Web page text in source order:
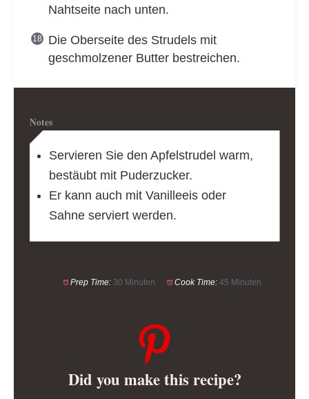
Nahtseite nach unten.
Die Oberseite des Strudels mit
geschmolzener Butter bestreichen.
Notes
Servieren Sie den Apfelstrudel warm,
bestäubt mit Puderzucker.
Er kann auch mit Vanilleeis oder
Sahne serviert werden.
Prep Time: 30 Minuten Cook Time: 45 Minuten
Did you make this recipe?